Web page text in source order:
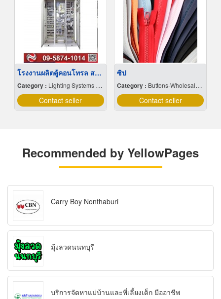
โรงงานผลิตตู้คอนโทรล สมุทรปราการ
Category : Lighting Systems & Equipment
Contact seller
ซิป
Category : Buttons-Wholesale & Manufacturer
Contact seller
Recommended by YellowPages
Carry Boy Nonthaburi
มุ้งลวดนนทบุรี
บริการจัดหาแม่บ้านและพี่เลี้ยงเด็ก มืออาชีพ